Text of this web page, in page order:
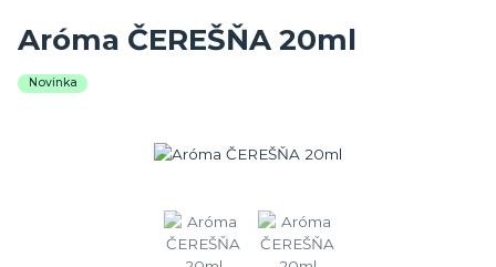
Aróma ČEREŠŇA 20ml
Novinka